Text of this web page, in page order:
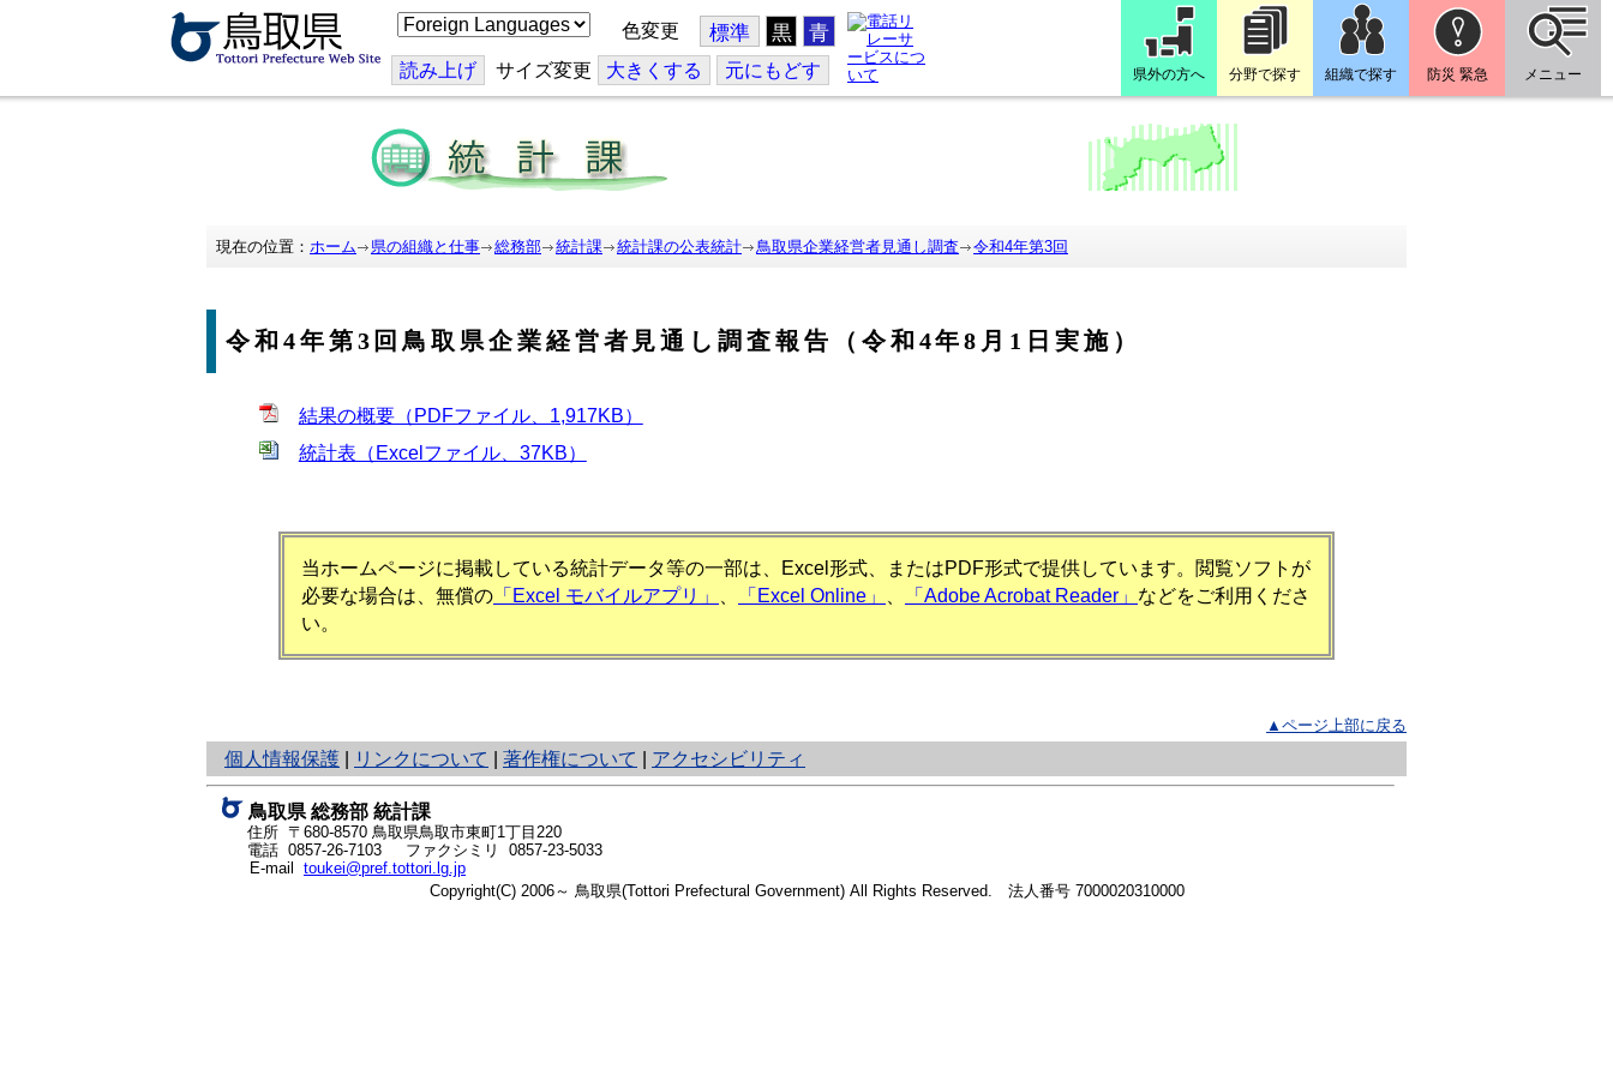
こ
の
ジ
を
訳
す
る
色変更 標準 黒 青
読み上げ サイズ変更 大きくする 元にもどす 県外の方へ 分野で探す 組織で探す 防災 緊急 メニュー
現在の位置： ホーム 県の組織と仕事 総務部 統計課 統計課の公表統計 鳥取県企業経営者見通し調査 令和4年第3回
令和4年第3回鳥取県企業経営者見通し調査報告（令和4年8月1日実施）
結果の概要（PDFファイル、1,917KB）
統計表（Excelファイル、37KB）
当ホームページに掲載している統計データ等の一部は、Excel形式、またはPDF形式で提供しています。閲覧ソフトが
必要な場合は、無償の 「Excel モバイルアプリ」 「Excel Online」 「Adobe Acrobat Reader」 などをご利用くださ
い。
▲ページ上部に戻る
個人情報保護
と
り
ネ
ッ
ト
へ
リンクについて 著作権について アクセシビリティ
鳥取県 総務部 統計課
住所 〒680-8570 鳥取県鳥取市東町1丁目220
電話 0857-26-7103
ファクシミリ 0857-23-5033
E-mail toukei@pref.tottori.lg.jp
Copyright(C) 2006～ 鳥取県(Tottori Prefectural Government) All Rights Reserved. 法人番号 7000020310000